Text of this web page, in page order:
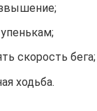
скорость бега;
ходьба.